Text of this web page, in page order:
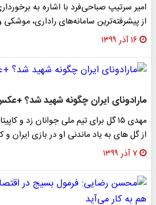
امیر سرتیپ صباحی‌فرد با اشاره به
از پیشرفته‌ترین سامانه‌های راداری،
۱۶ آذر ۱۳۹۹
مارادونای ایران چگونه شهید شد؟
مهدی ۱۵ گل برای تیم ملی جوانان زد و
از گل های به یاد ماندنی او در بازی ایران و
۷ آذر ۱۳۹۹